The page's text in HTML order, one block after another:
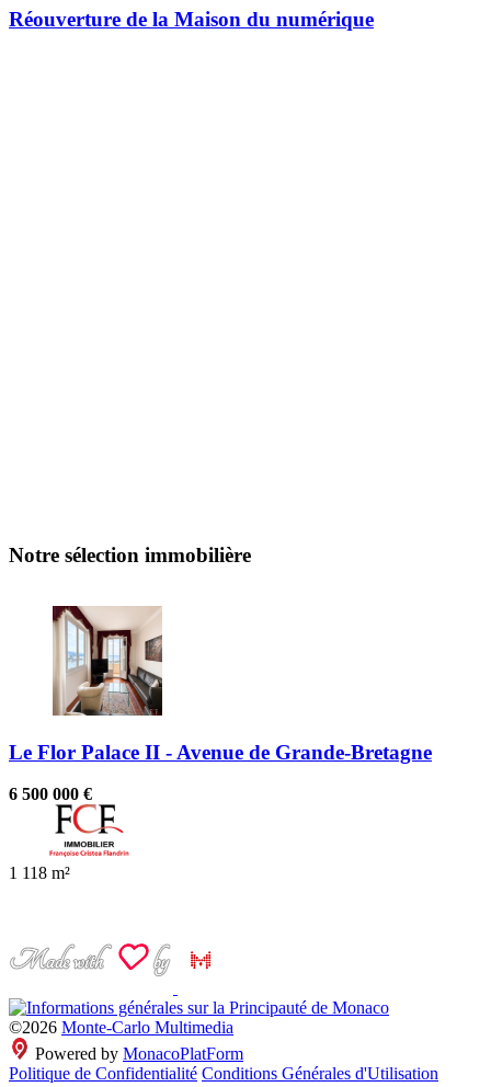
Réouverture de la Maison du numérique
Notre sélection immobilière
Le Flor Palace II - Avenue de Grande-Bretagne
6 500 000 €
1 118 m²
©2026 Monte-Carlo Multimedia
Powered by MonacoPlatForm
Politique de Confidentialité Conditions Générales d'Utilisation